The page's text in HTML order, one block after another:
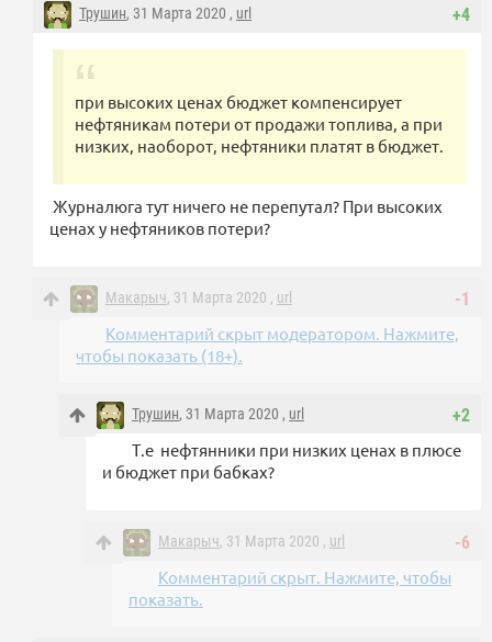
+4
Трушин, 31 Марта 2020 , url
при высоких ценах бюджет компенсирует
нефтяникам потери от продажи топлива, а при
низких, наоборот, нефтяники платят в бюджет.
Журналюга тут ничего не перепутал? При высоких
ценах у нефтяников потери?
-1
Макарыч, 31 Марта 2020 , url
Комментарий скрыт модератором. Нажмите,
чтобы показать (18+).
+2
Трушин, 31 Марта 2020 , url
Т.е нефтянники при низких ценах в плюсе
и бюджет при бабках?
-6
Макарыч, 31 Марта 2020 , url
Комментарий скрыт. Нажмите, чтобы
показать.